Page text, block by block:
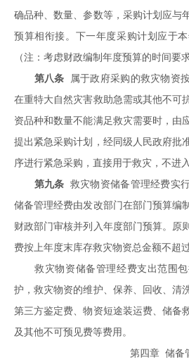
确品种、数量、参数等，采购计划应与
预算相衔接。下一年度采购计划应于
（注：考虑财政编制年度预算的时间要
第八条 属于政府采购的救灾物资
在重特大自然灾害救助急需或其他不可
资品种和数量不能满足救灾需要时，由
提出紧急采购计划，经同级人民政府批
序进行紧急采购，直接用于救灾，不进
第九条 救灾物资储备管理经费实
储备管理经费由发改部门在部门预算编
财政部门审核并列入年度部门预算。原
费按上年度末库存救灾物资总金额不超过
救灾物资储备管理经费支出范围包
护，救灾物资的维护、保养、回收、清
第三方鉴定费、物资短途装运费、储备
及其他不可预见费等费用。
第四章 储备